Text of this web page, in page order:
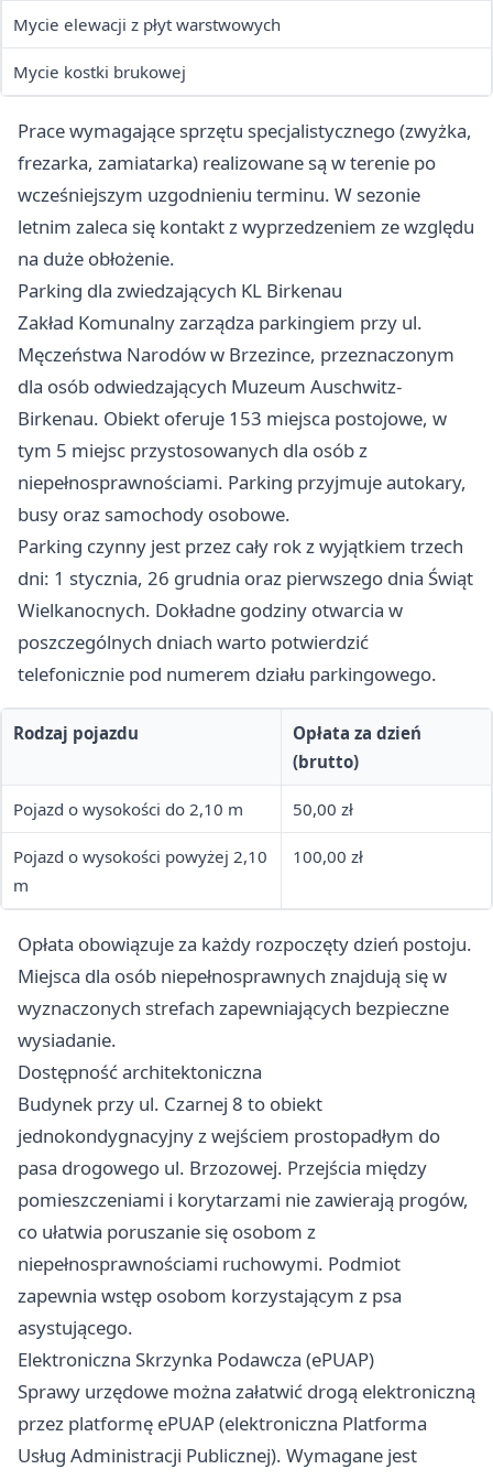
Mycie elewacji z płyt warstwowych
Mycie kostki brukowej
Prace wymagające sprzętu specjalistycznego (zwyżka,
frezarka, zamiatarka) realizowane są w terenie po
wcześniejszym uzgodnieniu terminu. W sezonie
letnim zaleca się kontakt z wyprzedzeniem ze względu
na duże obłożenie.
Parking dla zwiedzających KL Birkenau
Zakład Komunalny zarządza parkingiem przy ul.
Męczeństwa Narodów w Brzezince, przeznaczonym
dla osób odwiedzających Muzeum Auschwitz-
Birkenau. Obiekt oferuje 153 miejsca postojowe, w
tym 5 miejsc przystosowanych dla osób z
niepełnosprawnościami. Parking przyjmuje autokary,
busy oraz samochody osobowe.
Parking czynny jest przez cały rok z wyjątkiem trzech
dni: 1 stycznia, 26 grudnia oraz pierwszego dnia Świąt
Wielkanocnych. Dokładne godziny otwarcia w
poszczególnych dniach warto potwierdzić
telefonicznie pod numerem działu parkingowego.
Rodzaj pojazdu
Opłata za dzień
(brutto)
Pojazd o wysokości do 2,10 m 50,00 zł
Pojazd o wysokości powyżej 2,10
m
100,00 zł
Opłata obowiązuje za każdy rozpoczęty dzień postoju.
Miejsca dla osób niepełnosprawnych znajdują się w
wyznaczonych strefach zapewniających bezpieczne
wysiadanie.
Dostępność architektoniczna
Budynek przy ul. Czarnej 8 to obiekt
jednokondygnacyjny z wejściem prostopadłym do
pasa drogowego ul. Brzozowej. Przejścia między
pomieszczeniami i korytarzami nie zawierają progów,
co ułatwia poruszanie się osobom z
niepełnosprawnościami ruchowymi. Podmiot
zapewnia wstęp osobom korzystającym z psa
asystującego.
Elektroniczna Skrzynka Podawcza (ePUAP)
Sprawy urzędowe można załatwić drogą elektroniczną
przez platformę ePUAP (elektroniczna Platforma
Usług Administracji Publicznej). Wymagane jest